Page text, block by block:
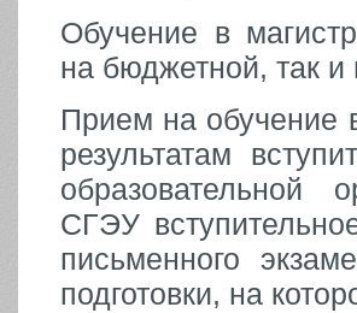
Обучение в
на бюджетной, так и
Прием на обучение
результатам
образовательной
СГЭУ
письменного
подготовки, на